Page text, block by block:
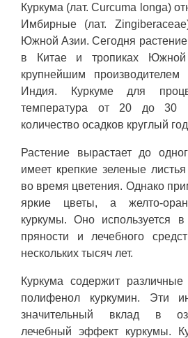
Куркума (лат. Curcuma longa)
Имбирные (лат.
Южной Азии. Сегодня
в Китае и тропиках
крупнейшим производителем
Индия. Куркуме для
температура от 20 до 30
количество осадков круглый
Растение вырастает до
имеет крепкие зеленые
во время цветения. Однако
яркие цветы, а желто-
куркумы. Оно используется
пряности и лечебного
нескольких тысяч лет.
Куркума содержит
полифенол куркумин. Эти
значительный вклад в
лечебный эффект куркумы.